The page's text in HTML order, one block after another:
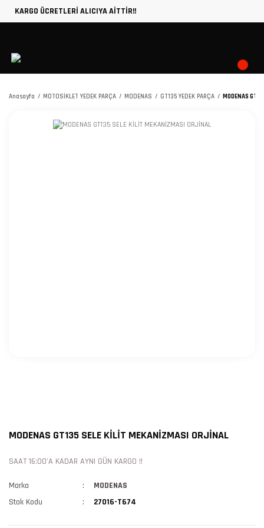
KARGO ÜCRETLERİ ALICIYA AİTTİR!!
Anasayfa MOTOSİKLET YEDEK PARÇA MODENAS GT135 YEDEK PARÇA MODENAS
MODENAS GT135 SELE KİLİT MEKANİZMASI ORJİNAL
SAAT 16:00'A KADAR AYNI GÜN KARGO !!
Marka
MODENAS
Stok Kodu
27016-T674